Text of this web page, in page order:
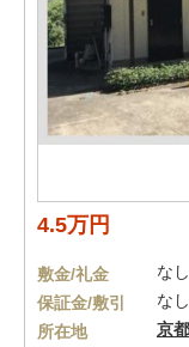
4.5万円
敷金/礼金
な
保証金/敷引
な
所在地
京